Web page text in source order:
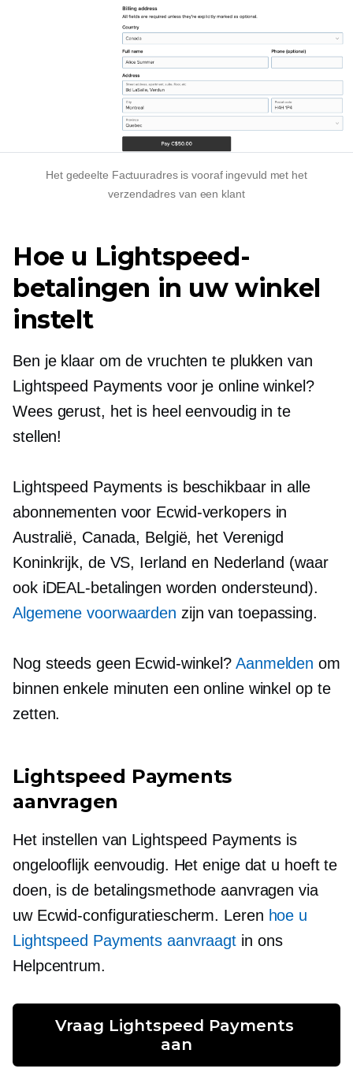
Het gedeelte Factuuradres is vooraf ingevuld met het
verzendadres van een klant
Hoe u Lightspeed-
betalingen in uw winkel
instelt
Ben je klaar om de vruchten te plukken van
Lightspeed Payments voor je online winkel?
Wees gerust, het is heel eenvoudig in te
stellen!
Lightspeed Payments is beschikbaar in alle
abonnementen voor Ecwid-verkopers in
Australië, Canada, België, het Verenigd
Koninkrijk, de VS, Ierland en Nederland (waar
ook iDEAL-betalingen worden ondersteund).
Algemene voorwaarden zijn van toepassing.
Nog steeds geen Ecwid-winkel? Aanmelden om
binnen enkele minuten een online winkel op te
zetten.
Lightspeed Payments
aanvragen
Het instellen van Lightspeed Payments is
ongelooflijk eenvoudig. Het enige dat u hoeft te
doen, is de betalingsmethode aanvragen via
uw Ecwid-configuratiescherm. Leren hoe u
Lightspeed Payments aanvraagt in ons
Helpcentrum.
Vraag Lightspeed Payments
aan